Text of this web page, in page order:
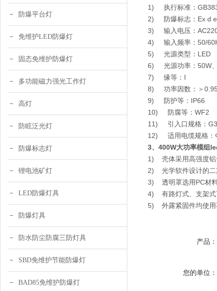
防爆平台灯
免维护LED防爆灯
固态免维护防爆灯
多功能磁力强光工作灯
高灯
防眩泛光灯
防爆标志灯
锂电池矿灯
LED防爆灯具
防爆灯具
防水防尘防腐三防灯具
SBD免维护节能防爆灯
BAD85免维护防爆灯
1) 执行标准：
2) 防爆标志：Ex d e
3) 输入电压：
4) 输入频率：50/
5) 光源类型：LED
6) 光源功率：50W、
7) 缘等：I
8) 功率因数：＞
9) 防护等：IP66
10) 防腐等：WF2
11) 引入口规格：
12) 适用电缆规格：
3、 400W大功率模组
1) 壳体采用高强度铝
2) 光学软件设计的二
3) 透明罩选用PC材
4) 有路灯式、支架式
5) 外露紧固件均使用
产品：
您的单位：